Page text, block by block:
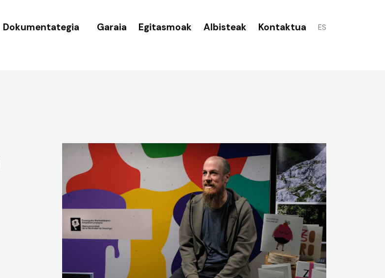
Dokumentategia Garaia Egitasmoak Albisteak Kontaktua ES